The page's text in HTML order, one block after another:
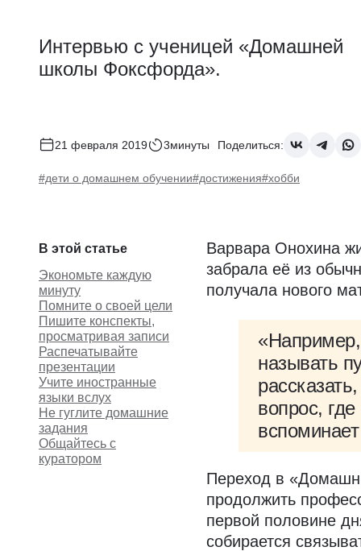
Интервью с ученицей «Домашней
школы Фоксфорда».
21 февраля 2019 3минуты Поделиться:
#дети о домашнем обучении#достижения#хобби
В этой статье
Экономьте каждую
минуту
Помните о своей цели
Пишите конспекты,
просматривая записи
Распечатывайте
презентации
Учите иностранные
языки вслух
Не гуглите домашние
задания
Общайтесь с
куратором
Варвара Онохина
забрала её из
получала нового
называть
вопрос,
Переход в
продолжить
первой половине
собирается